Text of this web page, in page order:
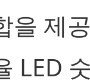
을 제
LED